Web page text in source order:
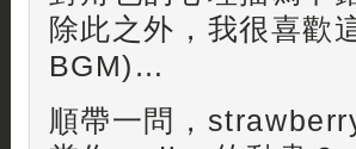
除此之外，我很喜歡
BGM)…
順帶一問，